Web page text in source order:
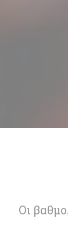
Οι